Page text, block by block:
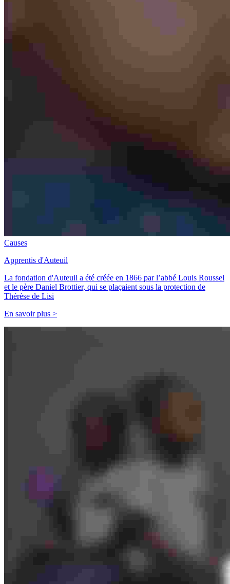
Causes
Apprentis d'Auteuil
La fondation d'Auteuil a été créée en 1866 par l’abbé Louis Roussel
et le père Daniel Brottier, qui se plaçaient sous la protection de
Thérèse de Lisi
En savoir plus >